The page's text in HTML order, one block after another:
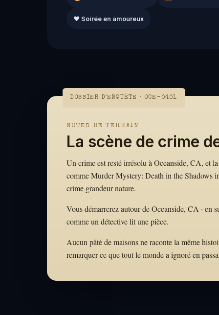
❤️ Soirée en amoureux
DOSSIER D'ENQUÊTE · OCE-0401
NOTES DE TERRAIN
La scène de crime
Un crime est resté irrésolu à Oceanside, CA, et
comme Murder Mystery: Death in the Shadows
crime grandeur nature.
Vous démarrerez autour de Oceanside, CA · en
comme un détective lit une pièce.
Aucun pâté de maisons ne raconte la même
remarquer ce que tout le monde a ignoré en